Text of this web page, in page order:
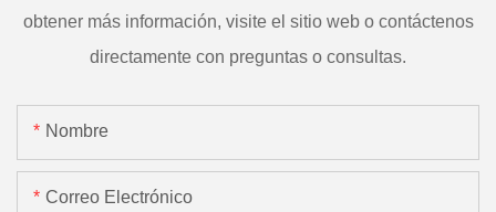
obtener más información, visite el sitio web o contáctenos
directamente con preguntas o consultas.
Nombre
Correo Electrónico